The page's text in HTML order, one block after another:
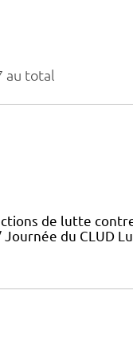
au total
de lutte
du CLUD